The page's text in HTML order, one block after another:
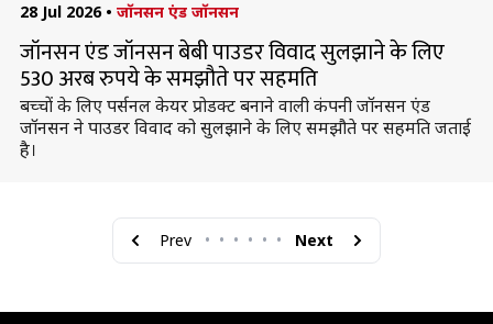
28 Jul 2026 • जॉनसन एंड जॉनसन
जॉनसन एंड जॉनसन बेबी पाउडर विवाद सुलझाने के लिए
530 अरब रुपये के समझौते पर सहमति
बच्चों के लिए पर्सनल केयर प्रोडक्ट बनाने वाली कंपनी जॉनसन एंड
जॉनसन ने पाउडर विवाद को सुलझाने के लिए समझौते पर सहमति जताई
है।
Prev • • • • • • Next